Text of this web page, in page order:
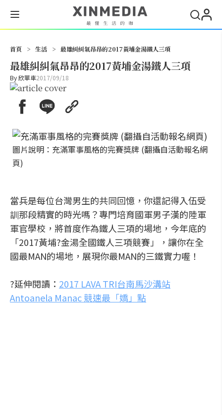
首頁 > 生活 > 最雄糾糾氣昂昂的2017黃埔金湯鐵人三項
最雄糾糾氣昂昂的2017黃埔金湯鐵人三項
By欣單車2017/09/18
圖片說明：充滿軍事風格的完賽獎牌 (翻攝自活動報名網
頁)
當兵是每位台灣男生的共同回憶，你還記得入伍受
訓那段精實的時光嗎？專門培育國軍男子漢的陸軍
軍官學校，將首度作為鐵人三項的場地，今年底的
「2017黃埔?金湯全國鐵人三項競賽」，讓你在全
國最MAN的場地，展現你最MAN的三鐵實力喔！
?延伸閱讀： 2017 LAVA TRI台南馬沙溝站
Antoanela Manac 競速最「嬌」點